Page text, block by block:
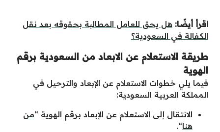
اقرأ أيضًا: هل يحق للعامل المطالبة بحقوقه بعد نقل
الكفالة في السعودية؟
طريقة الاستعلام عن الابعاد من السعودية برقم
الهوية
فيما يلي خطوات الاستعلام عن الإبعاد والترحيل في
المملكة العربية السعودية:
الانتقال إلى الاستعلام عن الإبعاد برقم الهوية “من
هنا“.